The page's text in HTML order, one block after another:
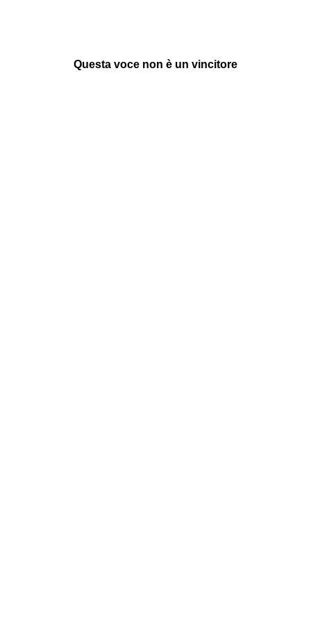
Questa voce non è un vincitore